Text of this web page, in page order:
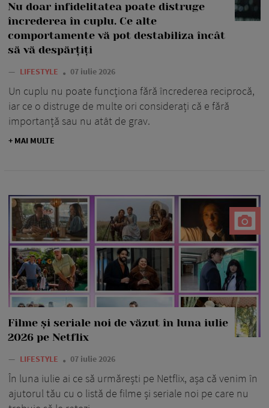
Nu doar infidelitatea poate distruge
încrederea în cuplu. Ce alte
comportamente vă pot destabiliza încât
să vă despărțiți
— LIFESTYLE 07 iulie 2026
Un cuplu nu poate funcționa fără încrederea reciprocă,
iar ce o distruge de multe ori considerați că e fără
importanță sau nu atât de grav.
+ MAI MULTE
Filme și seriale noi de văzut în luna iulie
2026 pe Netflix
— LIFESTYLE 07 iulie 2026
În luna iulie ai ce să urmărești pe Netflix, așa că venim în
ajutorul tău cu o listă de filme și seriale noi pe care nu